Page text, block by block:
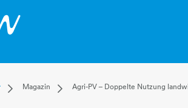
Startseite
Dropdown Mehr
Magazin
Dropdown Magazin
Agri-PV – Doppelte Nutzung